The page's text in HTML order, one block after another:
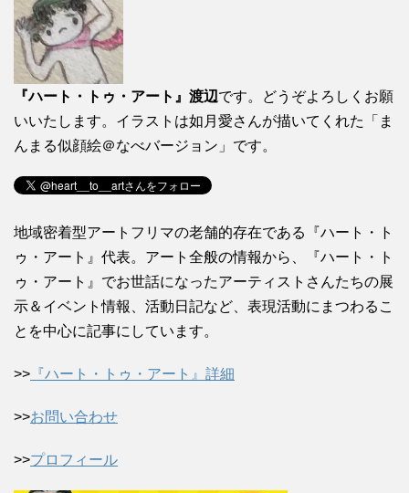
『ハート・トゥ・アート』渡辺です。どうぞよろしくお願
いいたします。イラストは如月愛さんが描いてくれた「ま
んまる似顔絵＠なべバージョン」です。
地域密着型アートフリマの老舗的存在である『ハート・ト
ゥ・アート』代表。アート全般の情報から、『ハート・ト
ゥ・アート』でお世話になったアーティストさんたちの展
示＆イベント情報、活動日記など、表現活動にまつわるこ
とを中心に記事にしています。
>> 『ハート・トゥ・アート』詳細
>>お問い合わせ
>>プロフィール